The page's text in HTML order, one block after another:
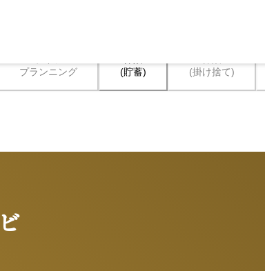
プランニング
(貯蓄)
(掛け捨て)